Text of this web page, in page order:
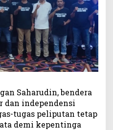
Saharudin, bendera
dan independensi
tugas peliputan tetap
demi kepentinga